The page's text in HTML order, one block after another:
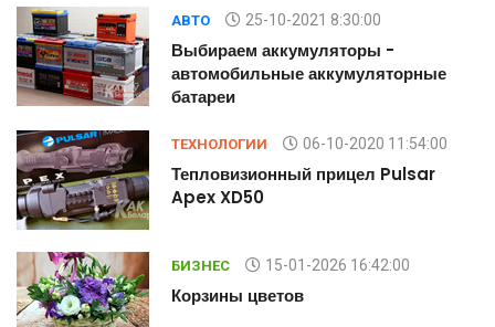
АВТО 25-10-2021 8:30:00
Выбираем аккумуляторы -
автомобильные аккумуляторные
батареи
ТЕХНОЛОГИИ 06-10-2020 11:54:00
Тепловизионный прицел Pulsar
Apex XD50
БИЗНЕС 15-01-2026 16:42:00
Корзины цветов